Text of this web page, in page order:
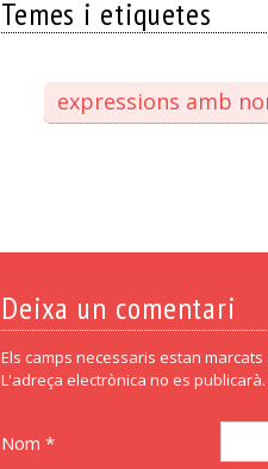
Temes i etiquetes
expressions amb
Deixa un comentari
Els camps necessaris estan
L'adreça electrònica no es publicarà.
Nom *